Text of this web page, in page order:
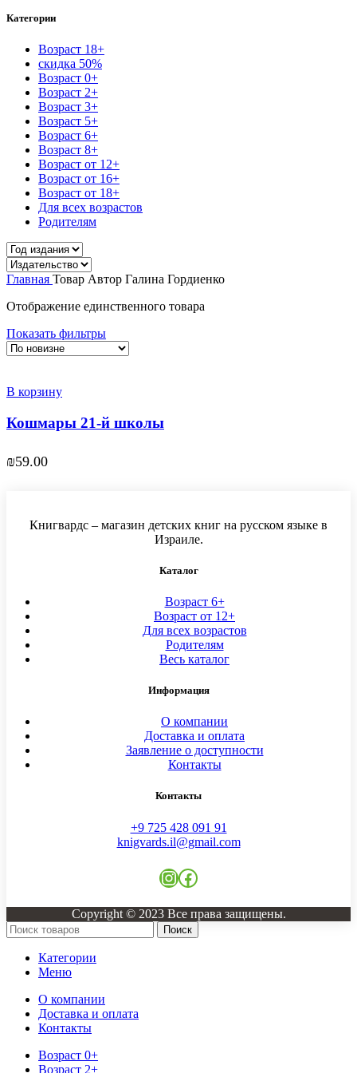
Категории
Возраст 18+
скидка 50%
Возраст 0+
Возраст 2+
Возраст 3+
Возраст 5+
Возраст 6+
Возраст 8+
Возраст от 12+
Возраст от 16+
Возраст от 18+
Для всех возрастов
Родителям
Главная Товар Автор Галина Гордиенко
Отображение единственного товара
Показать фильтры
В корзину
Кошмары 21-й школы
₪59.00
Книгвардс – магазин детских книг на русском языке в
Израиле.
Каталог
Возраст 6+
Возраст от 12+
Для всех возрастов
Родителям
Весь каталог
Информация
О компании
Доставка и оплата
Заявление о доступности
Контакты
Контакты
+9 725 428 091 91
knigvards.il@gmail.com
Copyright © 2023 Все права защищены.
Поиск
Категории
Меню
О компании
Доставка и оплата
Контакты
Возраст 0+
Возраст 2+